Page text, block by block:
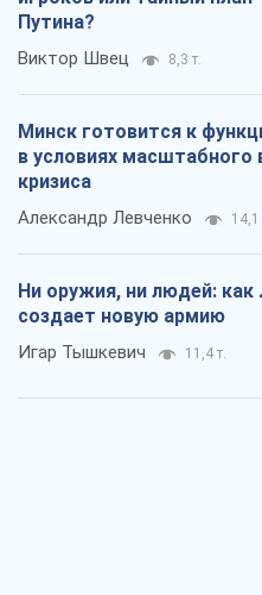
Путина?
Виктор Швец 8,3 т.
Минск готовится к
в условиях масштабного
кризиса
Александр Левченко 14,1
Ни оружия, ни людей:
создает новую армию
Игар Тышкевич 11,4 т.